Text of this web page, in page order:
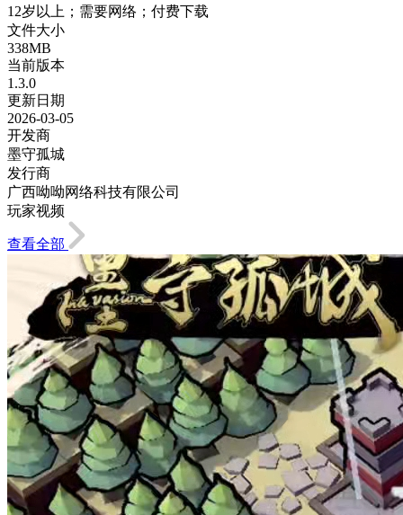
12岁以上；需要网络；付费下载
文件大小
338MB
当前版本
1.3.0
更新日期
2026-03-05
开发商
墨守孤城
发行商
广西呦呦网络科技有限公司
玩家视频
查看全部